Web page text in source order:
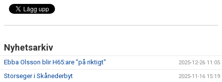
Nyhetsarkiv
Ebba Olsson blir H65:are "på riktigt" 2025-12-26 11:05
Storseger i Skånederbyt 2025-11-16 15:19